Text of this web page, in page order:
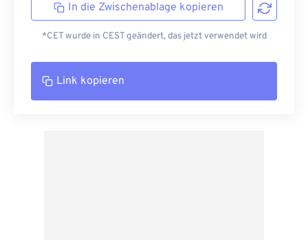
In die Zwischenablage kopieren
*CET wurde in CEST geändert, das jetzt verwendet wird
Link kopieren